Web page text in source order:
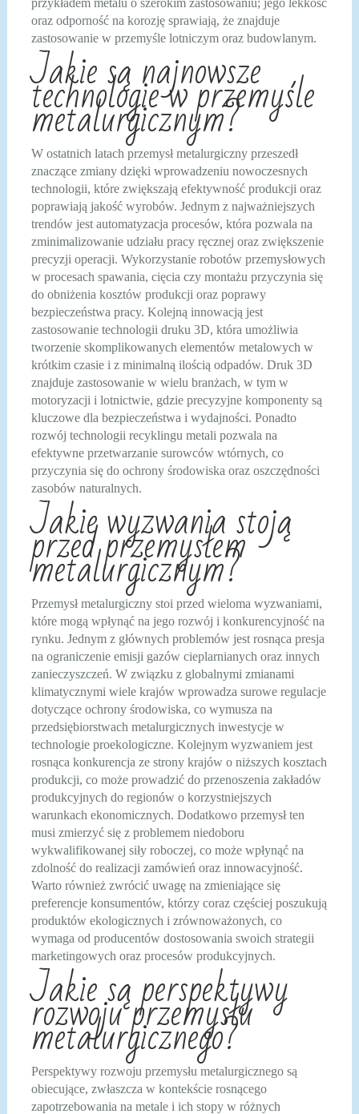
oraz odporność na korozję sprawiają, że znajduje
zastosowanie w przemyśle lotniczym oraz budowlanym.
Jakie są najnowsze
technologie w przemyśle
metalurgicznym?
W ostatnich latach przemysł metalurgiczny przeszedł
znaczące zmiany dzięki wprowadzeniu nowoczesnych
technologii, które zwiększają efektywność produkcji oraz
poprawiają jakość wyrobów. Jednym z najważniejszych
trendów jest automatyzacja procesów, która pozwala na
zminimalizowanie udziału pracy ręcznej oraz zwiększenie
precyzji operacji. Wykorzystanie robotów przemysłowych
w procesach spawania, cięcia czy montażu przyczynia się
do obniżenia kosztów produkcji oraz poprawy
bezpieczeństwa pracy. Kolejną innowacją jest
zastosowanie technologii druku 3D, która umożliwia
tworzenie skomplikowanych elementów metalowych w
krótkim czasie i z minimalną ilością odpadów. Druk 3D
znajduje zastosowanie w wielu branżach, w tym w
motoryzacji i lotnictwie, gdzie precyzyjne komponenty są
kluczowe dla bezpieczeństwa i wydajności. Ponadto
rozwój technologii recyklingu metali pozwala na
efektywne przetwarzanie surowców wtórnych, co
przyczynia się do ochrony środowiska oraz oszczędności
zasobów naturalnych.
Jakie wyzwania stoją
przed przemysłem
metalurgicznym?
Przemysł metalurgiczny stoi przed wieloma wyzwaniami,
które mogą wpłynąć na jego rozwój i konkurencyjność na
rynku. Jednym z głównych problemów jest rosnąca presja
na ograniczenie emisji gazów cieplarnianych oraz innych
zanieczyszczeń. W związku z globalnymi zmianami
klimatycznymi wiele krajów wprowadza surowe regulacje
dotyczące ochrony środowiska, co wymusza na
przedsiębiorstwach metalurgicznych inwestycje w
technologie proekologiczne. Kolejnym wyzwaniem jest
rosnąca konkurencja ze strony krajów o niższych kosztach
produkcji, co może prowadzić do przenoszenia zakładów
produkcyjnych do regionów o korzystniejszych
warunkach ekonomicznych. Dodatkowo przemysł ten
musi zmierzyć się z problemem niedoboru
wykwalifikowanej siły roboczej, co może wpłynąć na
zdolność do realizacji zamówień oraz innowacyjność.
Warto również zwrócić uwagę na zmieniające się
preferencje konsumentów, którzy coraz częściej poszukują
produktów ekologicznych i zrównoważonych, co
wymaga od producentów dostosowania swoich strategii
marketingowych oraz procesów produkcyjnych.
Jakie są perspektywy
rozwoju przemysłu
metalurgicznego?
Perspektywy rozwoju przemysłu metalurgicznego są
obiecujące, zwłaszcza w kontekście rosnącego
zapotrzebowania na metale i ich stopy w różnych